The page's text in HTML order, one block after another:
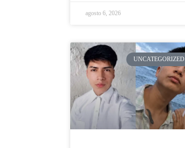
agosto 6, 2026
UNCATEGORIZED